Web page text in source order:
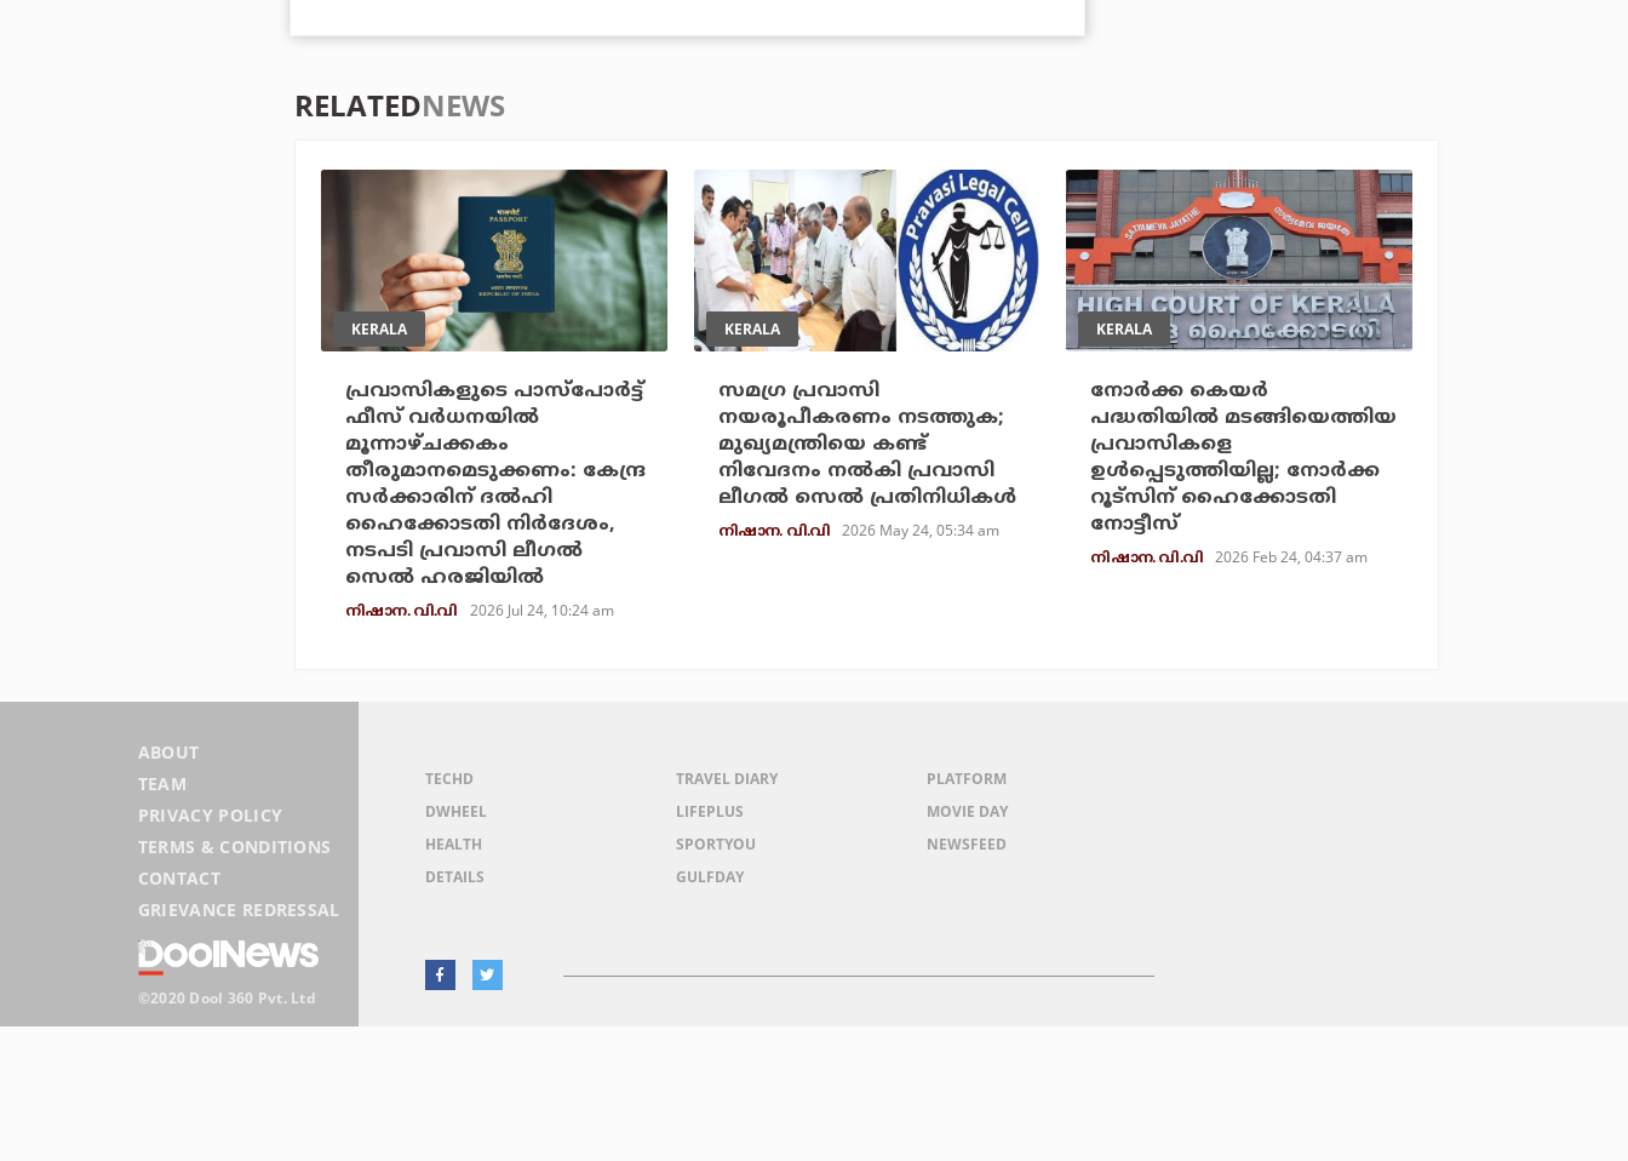
RELATEDNEWS
KERALA
പ്രവാസികളുടെ പാസ്‌പോര്‍ട്ട്
ഫീസ് വര്‍ധനയില്‍
മൂന്നാഴ്ചക്കകം
തീരുമാനമെടുക്കണം: കേന്ദ്ര
സര്‍ക്കാരിന് ദല്‍ഹി
ഹൈക്കോടതി നിര്‍ദേശം,
നടപടി പ്രവാസി ലീഗല്‍
സെല്‍ ഹരജിയില്‍
നിഷാന. വി.വി 2026 Jul 24, 10:24 am
KERALA
സമഗ്ര പ്രവാസി
നയരൂപീകരണം നടത്തുക;
മുഖ്യമന്ത്രിയെ കണ്ട്
നിവേദനം നല്‍കി പ്രവാസി
ലീഗല്‍ സെല്‍ പ്രതിനിധികള്‍
നിഷാന. വി.വി 2026 May 24, 05:34 am
KERALA
നോര്‍ക്ക കെയര്‍
പദ്ധതിയില്‍ മടങ്ങിയെത്തിയ
പ്രവാസികളെ
ഉള്‍പ്പെടുത്തിയില്ല; നോര്‍ക്ക
റൂട്‌സിന് ഹൈക്കോടതി
നോട്ടീസ്
നിഷാന. വി.വി 2026 Feb 24, 04:37 am
ABOUT
TEAM
PRIVACY POLICY
TERMS & CONDITIONS
CONTACT
GRIEVANCE REDRESSAL
©2020 Dool 360 Pvt. Ltd
TECHD
DWHEEL
HEALTH
DETAILS
TRAVEL DIARY
LIFEPLUS
SPORTYOU
GULFDAY
PLATFORM
MOVIE DAY
NEWSFEED